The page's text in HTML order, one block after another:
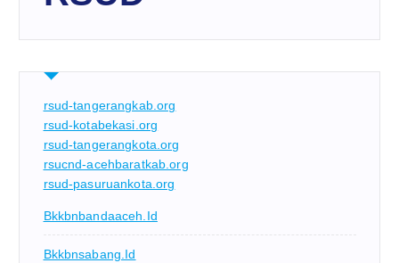
rsud-tangerangkab.org
rsud-kotabekasi.org
rsud-tangerangkota.org
rsucnd-acehbaratkab.org
rsud-pasuruankota.org
Bkkbnbandaaceh.id
Bkkbnsabang.id